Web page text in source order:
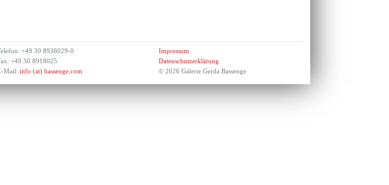
+49 30 8938029-0
+49 30 8918025
Mail: info (at) bassenge.com
Impressum
Datenschutzerklärung
© 2026 Galerie Gerda Bassenge